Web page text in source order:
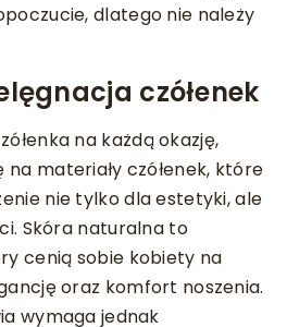
dlatego nie należy
czółenek
na każdą okazję,
materiały czółenek, które
nie tylko dla estetyki, ale
Skóra naturalna to
cenią sobie kobiety na
oraz komfort noszenia.
wymaga jednak